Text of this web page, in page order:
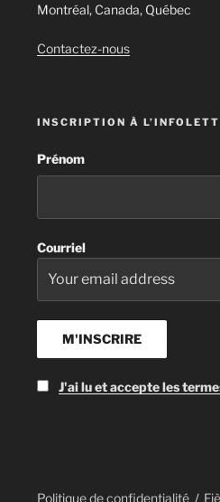
ThinkerView est un
la plupart des think-
Montréal, Canada, Québec
Contactez-nous
INSCRIPTION À
Prénom
Courriel
J'ai lu et accepte les
Politique de confidentialité